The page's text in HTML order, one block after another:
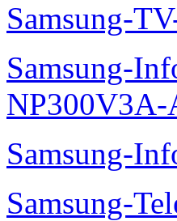
Samsung-
Samsung-
NP300V3A-
Samsung-
Samsung-